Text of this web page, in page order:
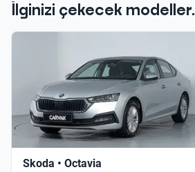
İlginizi çekecek modeller.
Skoda • Octavia